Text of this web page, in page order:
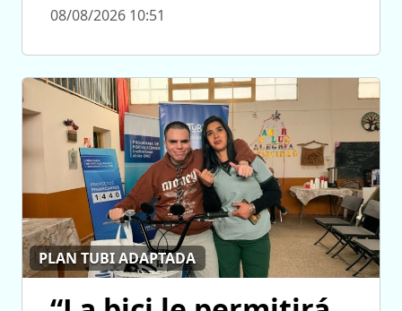
08/08/2026 10:51
PLAN TUBI ADAPTADA